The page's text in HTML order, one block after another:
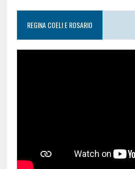
REGINA COELI E ROSARIO